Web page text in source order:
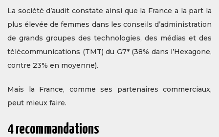
La société d’audit constate ainsi que la France a la part la
plus élevée de femmes dans les conseils d’administration
de grands groupes des technologies, des médias et des
télécommunications (TMT) du G7* (38% dans l’Hexagone,
contre 23% en moyenne).
Mais la France, comme ses partenaires commerciaux,
peut mieux faire.
4 recommandations